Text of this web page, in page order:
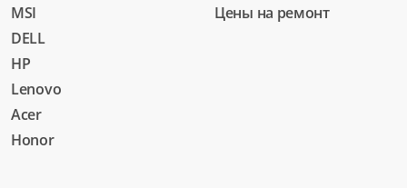
MSI
DELL
HP
Lenovo
Acer
Honor
Цены на ремонт